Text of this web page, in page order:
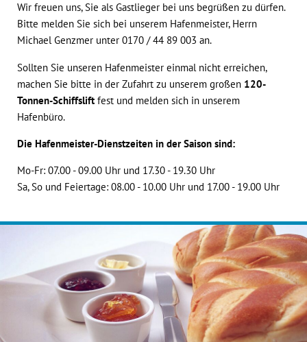
Wir freuen uns, Sie als Gastlieger bei uns begrüßen zu dürfen.
Bitte melden Sie sich bei unserem Hafenmeister, Herrn
Michael Genzmer unter 0170 / 44 89 003 an.
Sollten Sie unseren Hafenmeister einmal nicht erreichen,
machen Sie bitte in der Zufahrt zu unserem großen 120-
Tonnen-Schiffslift fest und melden sich in unserem
Hafenbüro.
Die Hafenmeister-Dienstzeiten in der Saison sind:
Mo-Fr: 07.00 - 09.00 Uhr und 17.30 - 19.30 Uhr
Sa, So und Feiertage: 08.00 - 10.00 Uhr und 17.00 - 19.00 Uhr